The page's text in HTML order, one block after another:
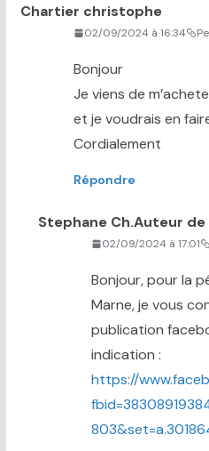
Chartier christophe
02/09/2024 à 16:34
Bonjour
Je viens de
et je voudrais en
Cordialement
Répondre
Stephane Ch.Auteur de
02/09/2024 à 17:01
Bonjour, pour la
Marne, je vous
publication
indication :
https://